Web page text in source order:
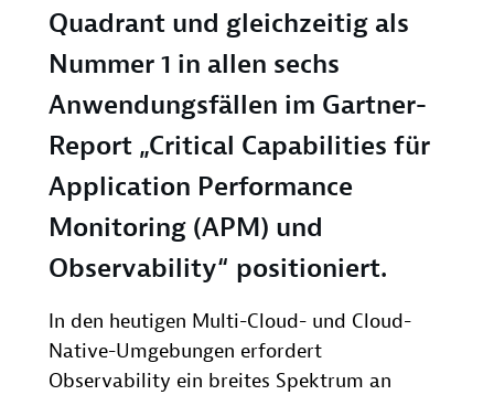
Quadrant und gleichzeitig als
Nummer 1 in allen sechs
Anwendungsfällen im Gartner-
Report „Critical Capabilities für
Application Performance
Monitoring (APM) und
Observability“ positioniert.
In den heutigen Multi-Cloud- und Cloud-
Native-Umgebungen erfordert
Observability ein breites Spektrum an